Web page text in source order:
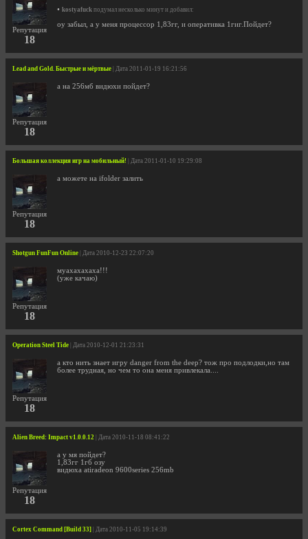
Репутация
18
• kostyafuck подумал несколько минут и добавил:
оу забыл, а у меня процессор 1,83гг, и оперативка 1гиг.Пойдет?
Lead and Gold. Быстрые и мёртвые | Дата 2011-01-19 16:21:56
Репутация
18
а на 256мб видюхи пойдет?
Большая коллекция игр на мобильный! | Дата 2011-01-10 19:29:08
Репутация
18
а можете на ifolder залить
Shotgun FunFun Online | Дата 2010-12-23 22:07:20
Репутация
18
муахахахаха!!!
(уже качаю)
Operation Steel Tide | Дата 2010-12-01 21:23:31
Репутация
18
а кто нить знает игру danger from the deep? тож про подлодки,но там
более трудная, но чем то она меня привлекала....
Alien Breed: Impact v1.0.0.12 | Дата 2010-11-18 08:41:22
Репутация
18
а у мя пойдет?
1,83гг 1гб озу
видюха atiradeon 9600series 256mb
Cortex Command [Build 33] | Дата 2010-11-05 19:14:39